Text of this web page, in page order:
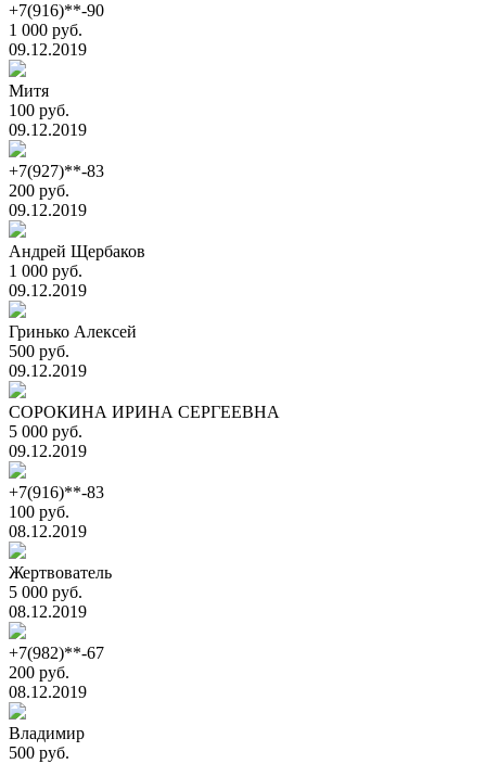
+7(916)**-90
1 000 руб.
09.12.2019
Митя
100 руб.
09.12.2019
+7(927)**-83
200 руб.
09.12.2019
Андрей Щербаков
1 000 руб.
09.12.2019
Гринько Алексей
500 руб.
09.12.2019
СОРОКИНА ИРИНА СЕРГЕЕВНА
5 000 руб.
09.12.2019
+7(916)**-83
100 руб.
08.12.2019
Жертвователь
5 000 руб.
08.12.2019
+7(982)**-67
200 руб.
08.12.2019
Владимир
500 руб.